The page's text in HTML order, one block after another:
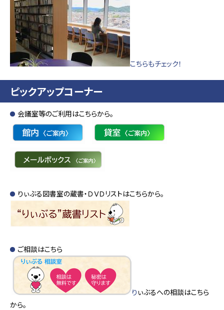
こちらもチェック！
ピックアップコーナー
会議室等のご利用はこちらから。
りぃぶる図書室の蔵書・ＤＶＤリストはこちらから。
ご相談はこちら
り ぃぶるへの相談はこちら
から。